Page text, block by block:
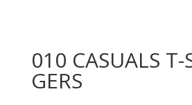
010 CASUALS T-
GERS